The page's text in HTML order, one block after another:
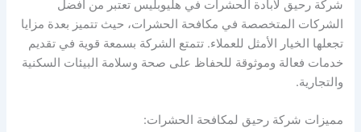
شركة رحيق لابادة الحشرات في هليوبليس تعتبر من أفضل
الشركات المتخصصة في مكافحة الحشرات، حيث تتميز بعدة مزايا
تجعلها الخيار الأمثل للعملاء. تتمتع الشركة بسمعة قوية في تقديم
خدمات فعالة وموثوقة للحفاظ على صحة وسلامة البيئات السكنية
والتجارية.
مميزات شركة رحيق لمكافحة الحشرات: